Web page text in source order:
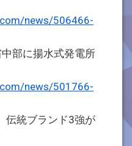
news/506466-
部に揚水式発電所
news/501766-
伝統ブランド3強が